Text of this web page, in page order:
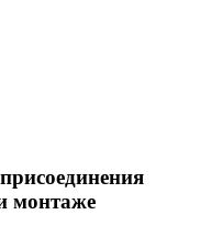
монтаже